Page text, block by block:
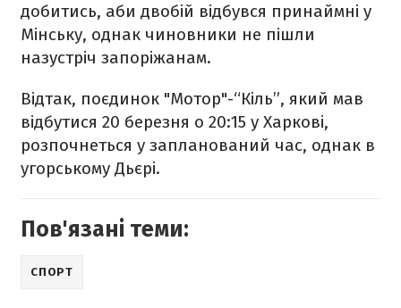
добитись, аби двобій відбувся принаймні у
Мінську, однак чиновники не пішли
назустріч запоріжанам.
Відтак, поєдинок "Мотор"-“Кіль”, який мав
відбутися 20 березня о 20:15 у Харкові,
розпочнеться у запланований час, однак в
угорському Дьєрі.
Пов'язані теми:
СПОРТ